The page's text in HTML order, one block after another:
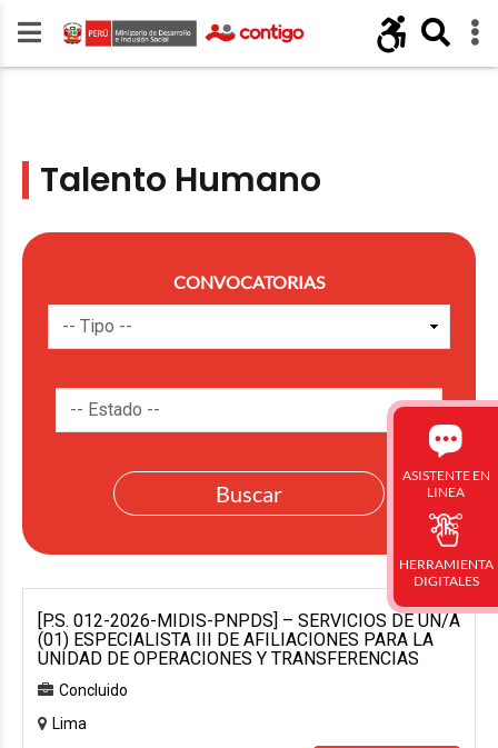
Talento Humano
CONVOCATORIAS
[P.S. 012-2026-MIDIS-PNPDS] – SERVICIOS DE UN/A
(01) ESPECIALISTA III DE AFILIACIONES PARA LA
UNIDAD DE OPERACIONES Y TRANSFERENCIAS
Concluido
Lima
ASISTENTE EN
LINEA
HERRAMIENTA
DIGITALES